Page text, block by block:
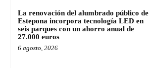
La renovación del alumbrado público de
Estepona incorpora tecnología LED en
seis parques con un ahorro anual de
27.000 euros
6 agosto, 2026